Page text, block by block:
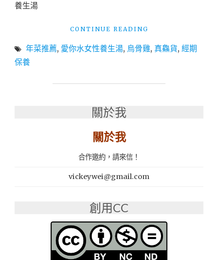
養生湯
CONTINUE READING
美
己：
(烏
骨
雞/
年菜推薦, 愛你水女性養生湯, 烏骨雞, 真鱻貨, 經期
保養
關於我
關於我
合作邀約，請來信！
vickeywei@gmail.com
創用CC